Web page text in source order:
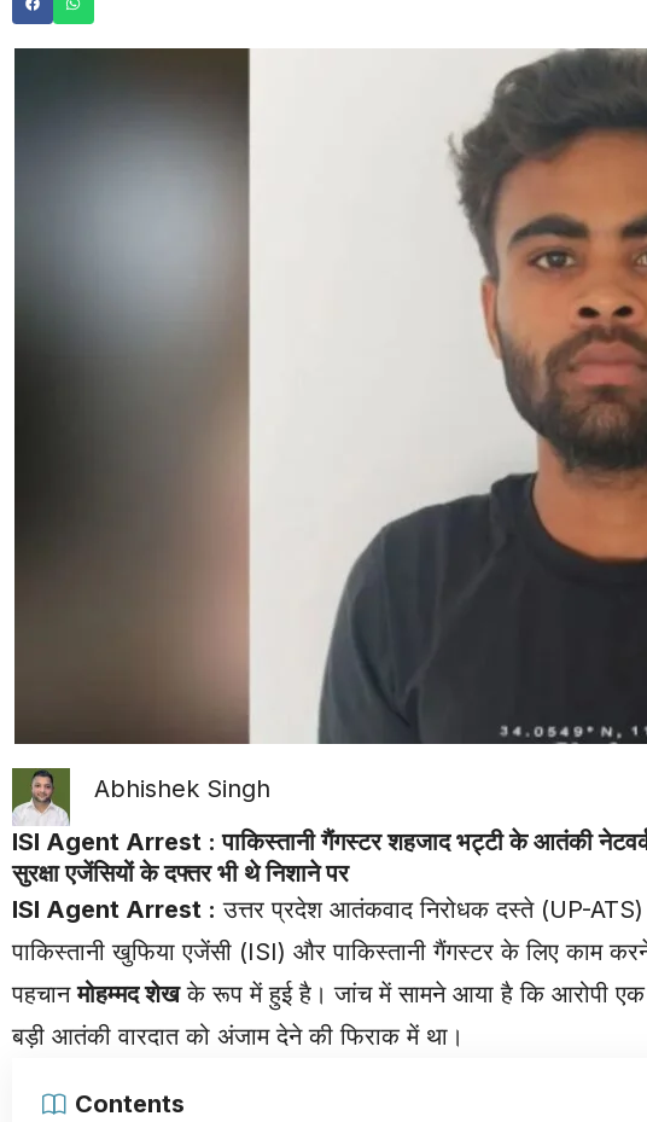
Abhishek Singh
ISI Agent Arrest : पाकिस्तानी गैंगस्टर शहजाद भट्टी के आतंकी
सुरक्षा एजेंसियों के दफ्तर भी थे निशाने पर
ISI Agent Arrest : उत्तर प्रदेश आतंकवाद निरोधक दस्ते (UP-
पाकिस्तानी खुफिया एजेंसी (ISI) और पाकिस्तानी गैंगस्टर के लिए काम
पहचानमोहम्मद शेखके रूप में हुई है। जांच में सामने आया है कि आरोपी एक
बड़ी आतंकी वारदात को अंजाम देने की फिराक में था।
Contents